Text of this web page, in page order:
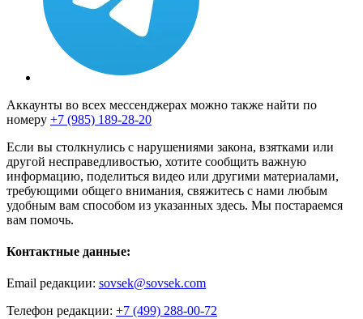
Аккаунты во всех мессенджерах можно также найти по
номеру +7 (985) 189-28-20
Если вы столкнулись с нарушениями закона, взятками или
другой несправедливостью, хотите сообщить важную
информацию, поделиться видео или другими материалами,
требующими общего внимания, свяжитесь с нами любым
удобным вам способом из указанных здесь. Мы постараемся
вам помочь.
Контактные данные:
Email редакции: sovsek@sovsek.com
Телефон редакции: +7 (499) 288-00-72